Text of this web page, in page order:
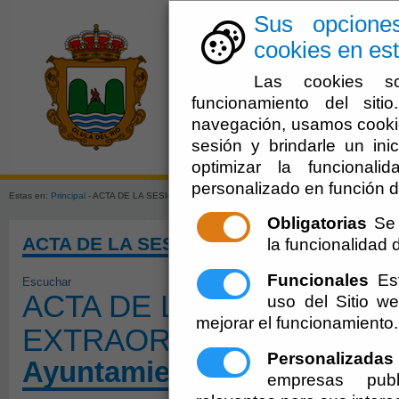
Sus
cookies en
Las cookies
funcionamiento del
navegación, usamos
sesión y brindarle un
optimizar la
personalizado en función
Obligatorias
la funcionalidad
Funcionales
uso del Sitio
mejorar el funcionamiento.
Personalizadas
empresas
El
Estas en: Principal - ACTA DE LA SESIÓN PLENARIA EXTRAORDINARIA DE 22 NOVIEMBRE
ACTA DE LA SESIÓN PLENARIA
Escuchar
ACTA DE LA SESIÓN
EXTRAORDINARIA DE
Ayuntamiento de Olula del